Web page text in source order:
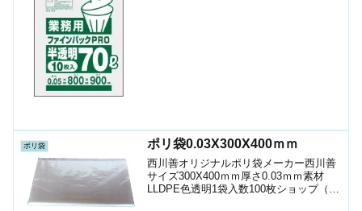
ポリ袋 ポリ袋0.03X300X400ｍｍ
西川善オリジナルポリ袋メーカー西川善
サイズ300X400ｍｍ厚さ0.03ｍｍ素材
LLDPE色透明1袋入数100枚ショップ（ポ